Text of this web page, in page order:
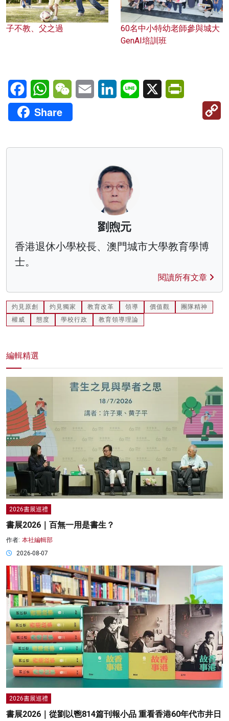
子不教、父之過
60名中小特幼老師參與城大
GenAI培訓班
FacebookWhatsAppWeChatEmail LinkedInLine X
Share
劉煦元
香港退休小學校長、澳門城市大學教育學博
士。
閱讀所有文章
灼見原創 灼見獨家 教育改革 領導 價值觀
團隊精神
權威
態度 學校行政 教育領導理論
編輯精選
2026書展巡禮
書展2026｜百無一用是書生？
作者: 本社編輯部
2026-08-07
2026書展巡禮
書展2026｜從劉以鬯814篇刊報小品 重看香港60年代市井日